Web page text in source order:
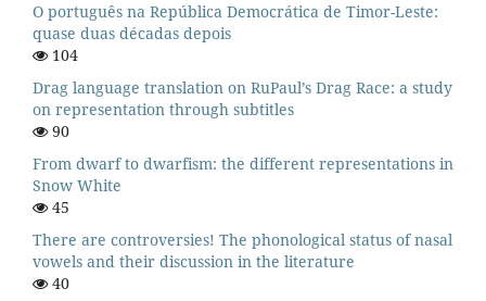
O português na República Democrática de Timor-Leste:
quase duas décadas depois
104
Drag language translation on RuPaul’s Drag Race: a study
on representation through subtitles
90
From dwarf to dwarfism: the different representations in
Snow White
45
There are controversies! The phonological status of nasal
vowels and their discussion in the literature
40